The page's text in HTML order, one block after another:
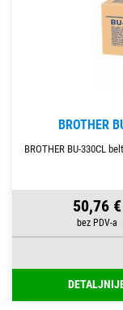
BROTHER
BROTHER BU-330CL
50,76 €